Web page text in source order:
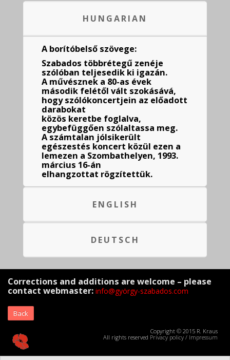
HUNGARIAN
A borítóbelső szövege:
Szabados többrétegű zenéje
szólóban teljesedik ki igazán.
A művésznek a 80-as évek
második felétől vált szokásává,
hogy szólókoncertjein az előadott
darabokat
közös keretbe foglalva,
egybefüggően szólaltassa meg.
A számtalan jólsikerült
egészestés koncert közül ezen a
lemezen a Szombathelyen, 1993.
március 16-án
elhangzottat rögzítettük.
ENGLISH
DEUTSCH
Corrections and additions are welcome – please
contact webmaster: info@györgy-szabados.com
Back
Copyright © 2015 R. Kraus
All rights reserved Privacy policy / Impressum